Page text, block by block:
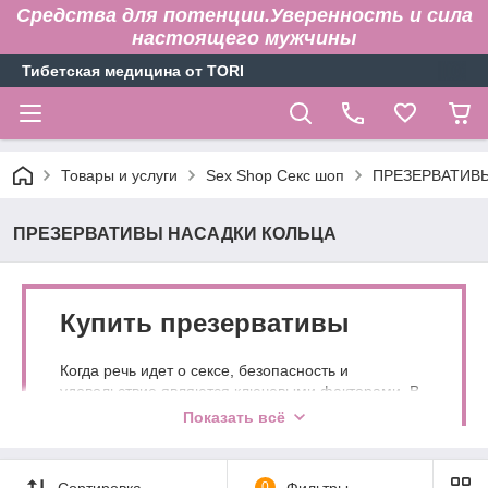
Средства для потенции.Уверенность и сила
настоящего мужчины
Тибетская медицина от TORI
Товары и услуги Sex Shop Секс шоп
ПРЕЗЕРВАТИВЫ НАСАДКИ КОЛЬЦА
Купить презервативы
Когда речь идет о сексе, безопасность и
удовольствие являются ключевыми факторами. В
последнее время на рынке появилось множество
Показать всё